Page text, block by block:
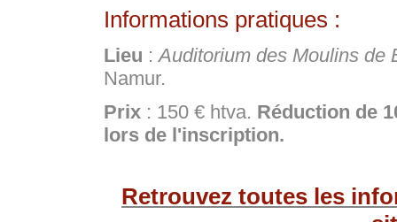
Informations pratiques :
Lieu :Auditorium des Moulins de
Namur.
Prix : 150 € htva. Réduction de
lors de l'inscription.
Retrouvez toutes les